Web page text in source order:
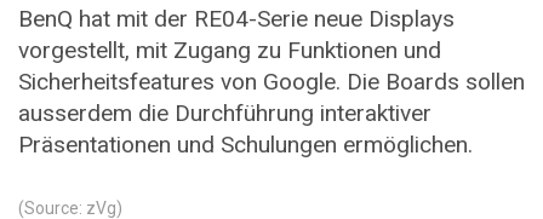
BenQ hat mit der RE04-Serie neue Displays
vorgestellt, mit Zugang zu Funktionen und
Sicherheitsfeatures von Google. Die Boards sollen
ausserdem die Durchführung interaktiver
Präsentationen und Schulungen ermöglichen.
(Source: zVg)